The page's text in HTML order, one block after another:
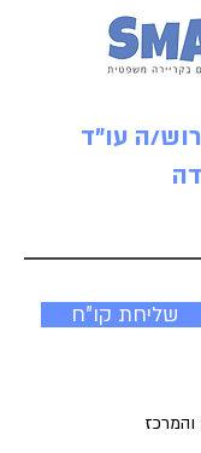
ה עו"ד
שליחת קו"ח